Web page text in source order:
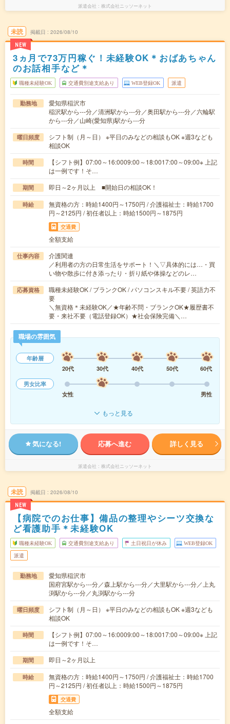
派遣会社 株式会社ニッソーネット
未読
NEW
掲載日 2026/08/10
3ヵ月で73万円稼ぐ！未経験OK＊おばあちゃん
のお話相手など＊
職種未経験OK 交通費別途支給あり WEB登録OK 派遣
勤務地
愛知県稲沢市
稲沢駅から---分／清洲駅から---分／奥田駅から---分／六輪駅
から---分／山崎(愛知県)駅から---分
曜日頻度
シフト制（月～日） ※平日のみなどの相談もOK ※週3なども
相談OK
時間
【シフト例】07:00～16:0009:00～18:0017:00～09:00※ 上記
は一例です！そ…
期間 即日～2ヶ月以上 ■開始日の相談OK！
時給
無資格の方：時給1400円～1750円 / 介護福祉士：時給1700
円～2125円 / 初任者以上：時給1500円～1875円
交通費
全額支給
仕事内容
介護関連
／利用者の方の日常生活をサポート！＼▽具体的には…・買
い物や散歩に付き添ったり・折り紙や体操などのレ…
応募資格
職種未経験OK / ブランクOK / パソコンスキル不要 / 英語力不
要
＼無資格＊未経験OK／★年齢不問・ブランクOK★履歴書不
要・来社不要（電話登録OK）★社会保険完備＼…
職場の雰囲気
年齢層
20代
30代 40代 50代
60代
男女比率
女性
男性
もっと見る
気になる! 応募へ進む 詳しく見る
派遣会社 株式会社ニッソーネット
未読
NEW
掲載日 2026/08/10
【病院でのお仕事】備品の整理やシーツ交換な
ど看護助手＊未経験OK
職種未経験OK 交通費別途支給あり 土日祝日が休み WEB登録OK
派遣
勤務地
愛知県稲沢市
国府宮駅から---分／森上駅から---分／大里駅から---分／上丸
渕駅から---分／丸渕駅から---分
曜日頻度
シフト制（月～日） ※平日のみなどの相談もOK ※週3なども
相談OK
時間
【シフト例】07:00～16:0009:00～18:0017:00～09:00※ 上記
は一例です！そ…
期間 即日～2ヶ月以上
時給
無資格の方：時給1400円～1750円 / 介護福祉士：時給1700
円～2125円 / 初任者以上：時給1500円～1875円
交通費
全額支給